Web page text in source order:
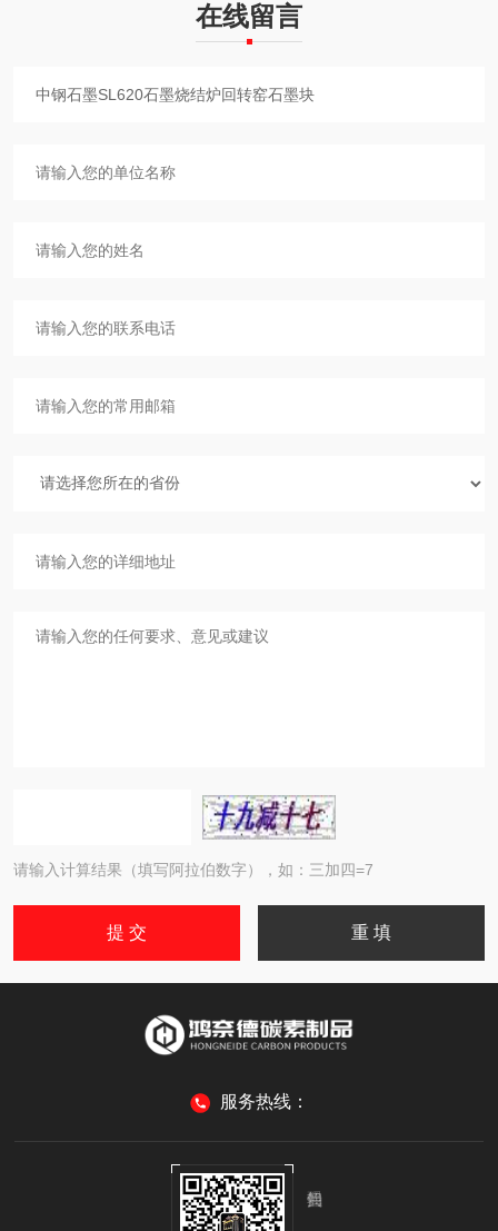
在线留言
请输入计算结果（填写阿拉伯数字），如：三加四=7
服务热线：